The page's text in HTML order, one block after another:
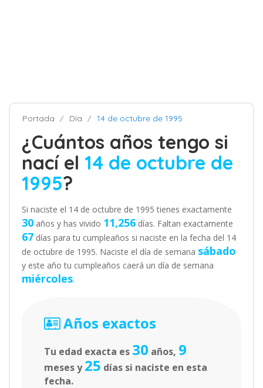
Portada Día 14 de octubre de 1995
¿Cuántos años tengo si
nací el 14 de octubre de
1995?
Si naciste el 14 de octubre de 1995 tienes exactamente
30 años y has vivido 11,256 días. Faltan exactamente
67 días para tu cumpleaños si naciste en la fecha del 14
de octubre de 1995. Naciste el día de semana sábado
y este año tu cumpleaños caerá un día de semana
miércoles.
Años exactos
Tu edad exacta es 30 años, 9
meses y25 días si naciste en esta
fecha.